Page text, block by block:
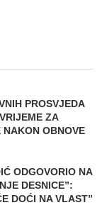
PROSVJEDA
ZA
NAKON OBNOVE
ODGOVORIO NA
DESNICE”:
DOĆI NA VLAST”